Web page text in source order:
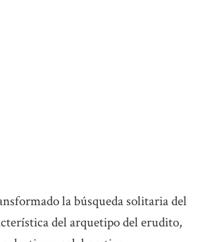
la búsqueda solitaria del
del arquetipo del erudito,